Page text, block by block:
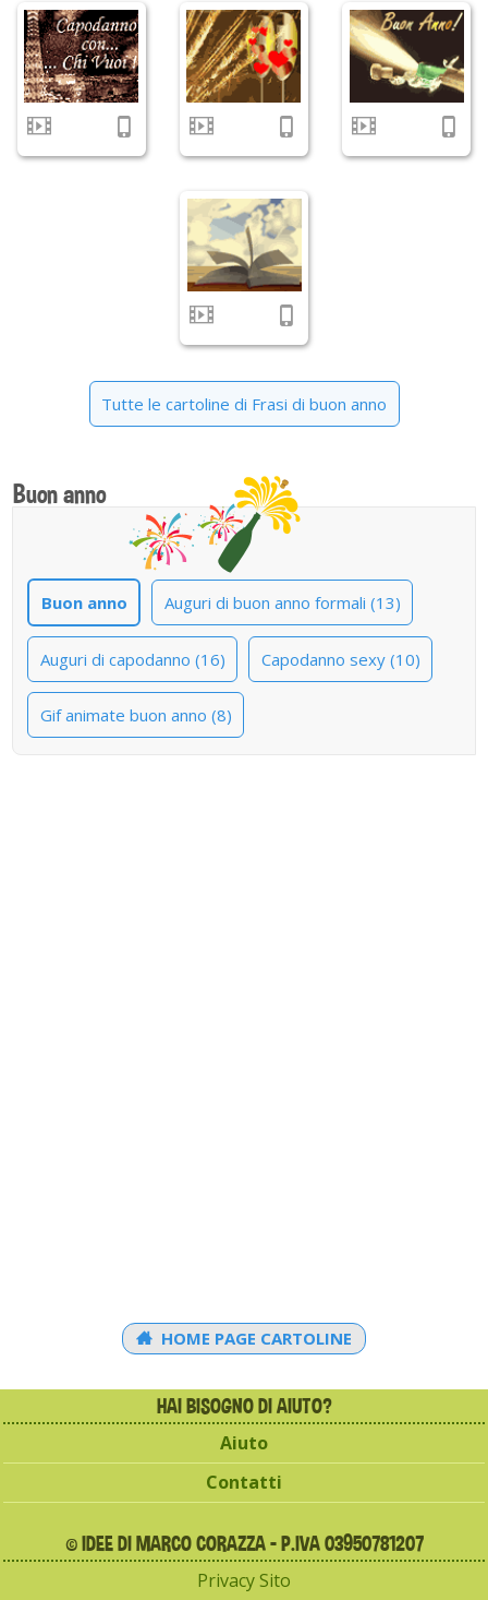
Tutte le cartoline di Frasi di buon anno
Buon anno
Buon anno Auguri di buon anno formali (13)
Auguri di capodanno (16) Capodanno sexy (10)
Gif animate buon anno (8)
HOME PAGE CARTOLINE
HAI BISOGNO DI AIUTO?
Aiuto
Contatti
© IDEE DI MARCO CORAZZA - P.IVA 03950781207
Privacy Sito